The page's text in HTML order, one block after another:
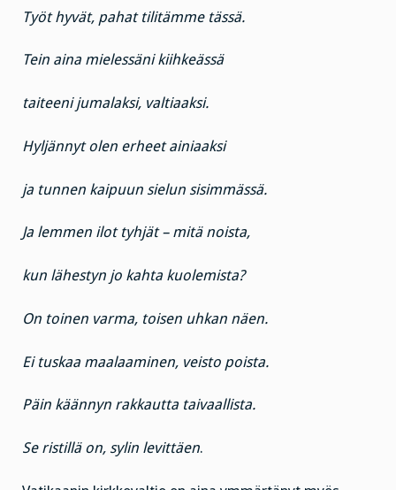
Työt hyvät, pahat tilitämme tässä.
Tein aina mielessäni kiihkeässä
taiteeni jumalaksi, valtiaaksi.
Hyljännyt olen erheet ainiaaksi
ja tunnen kaipuun sielun sisimmässä.
Ja lemmen ilot tyhjät – mitä noista,
kun lähestyn jo kahta kuolemista?
On toinen varma, toisen uhkan näen.
Ei tuskaa maalaaminen, veisto poista.
Päin käännyn rakkautta taivaallista.
Se ristillä on, sylin levittäen.